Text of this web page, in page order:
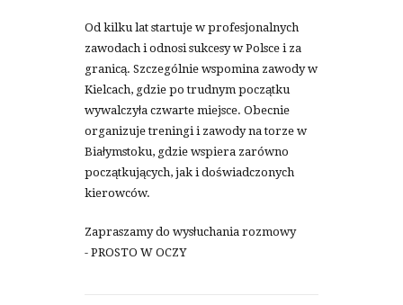
Od kilku lat startuje w profesjonalnych
zawodach i odnosi sukcesy w Polsce i za
granicą. Szczególnie wspomina zawody w
Kielcach, gdzie po trudnym początku
wywalczyła czwarte miejsce. Obecnie
organizuje treningi i zawody na torze w
Białymstoku, gdzie wspiera zarówno
początkujących, jak i doświadczonych
kierowców.
Zapraszamy do wysłuchania rozmowy
- PROSTO W OCZY